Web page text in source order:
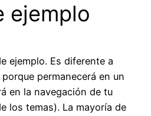
ejemplo
ejemplo. Es diferente a
permanecerá en un
en la navegación de tu
los temas). La mayoría de